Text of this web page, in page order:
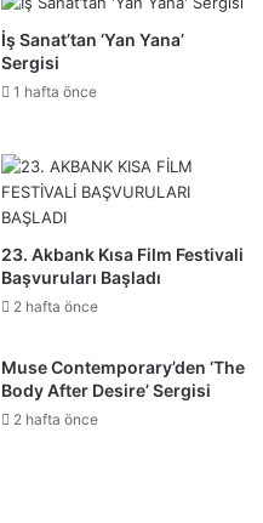
İş Sanat’tan ‘Yan Yana’
Sergisi
1 hafta önce
23. Akbank Kısa Film Festivali
Başvuruları Başladı
2 hafta önce
Muse Contemporary’den ‘The
Body After Desire’ Sergisi
2 hafta önce